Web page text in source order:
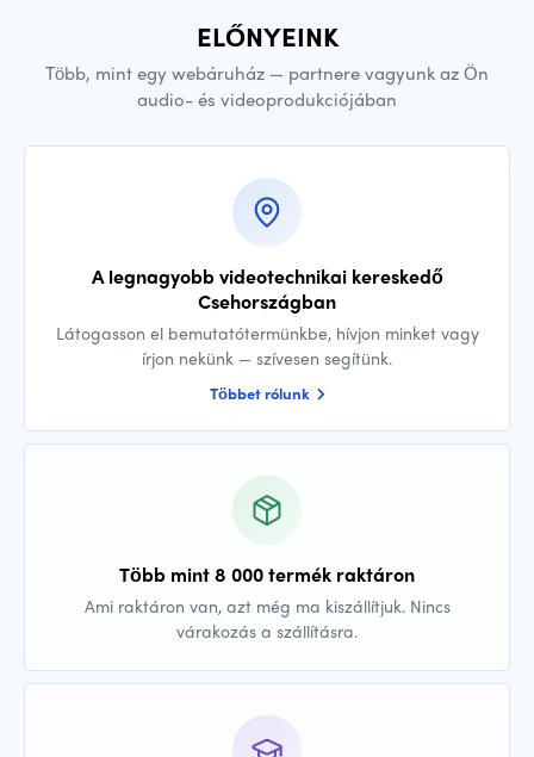
ELŐNYEINK
Több, mint egy webáruház — partnere vagyunk az Ön
audio- és videoprodukciójában
A legnagyobb videotechnikai kereskedő
Csehországban
Látogasson el bemutatótermünkbe, hívjon minket vagy
írjon nekünk — szívesen segítünk.
Többet rólunk
Több mint 8 000 termék raktáron
Ami raktáron van, azt még ma kiszállítjuk. Nincs
várakozás a szállításra.